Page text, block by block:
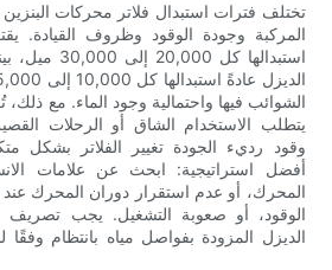
تختلف فترات استبدال فلاتر محركات البنزين
المركبة وجودة الوقود وظروف القيادة.
استبدالها
الشوائب فيها واحتمالية وجود الماء. مع
يتطلب الاستخدام الشاق أو الرحلات
وقود رديء الجودة تغيير الفلاتر بشكل
أفضل استراتيجية: ابحث عن علامات
المحرك، أو عدم استقرار دوران المحرك عند
الوقود، أو صعوبة التشغيل. يجب تصريف
الديزل المزودة بفواصل مياه بانتظام وفقًا